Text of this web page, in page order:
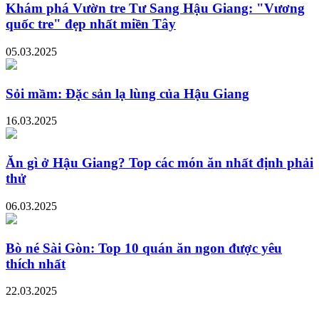
Khám phá Vườn tre Tư Sang Hậu Giang: "Vương
quốc tre" đẹp nhất miền Tây
05.03.2025
Sỏi mầm: Đặc sản lạ lùng của Hậu Giang
16.03.2025
Ăn gì ở Hậu Giang? Top các món ăn nhất định phải
thử
06.03.2025
Bò né Sài Gòn: Top 10 quán ăn ngon được yêu
thích nhất
22.03.2025